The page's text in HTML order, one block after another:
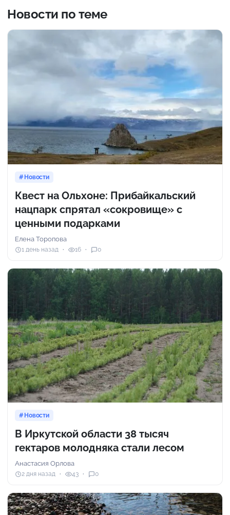
Новости по теме
Новости
Квест на Ольхоне: Прибайкальский
нацпарк спрятал «сокровище» с
ценными подарками
Елена Торопова
1 день назад 16 0
Новости
В Иркутской области 38 тысяч
гектаров молодняка стали лесом
Анастасия Орлова
2 дня назад 43 0